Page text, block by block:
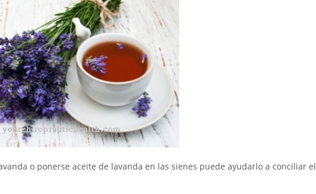
o ponerse aceite de lavanda en las sienes puede ayudarlo a conciliar el